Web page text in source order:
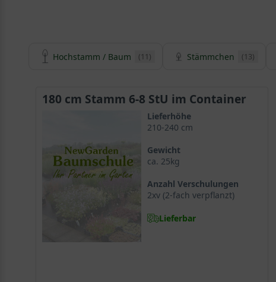
Hochstamm / Baum (11) Stämmchen (13)
180 cm Stamm 6-8 StU im Container
Lieferhöhe
210-240 cm
Gewicht
ca. 25kg
Anzahl Verschulungen
2xv (2-fach verpflanzt)
Lieferbar